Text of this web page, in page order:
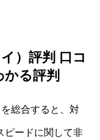
）評判 口コ
かる評判
総合すると、対
ピードに関して非